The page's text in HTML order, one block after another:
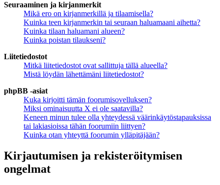
Seuraaminen ja kirjanmerkit
Mikä ero on kirjanmerkillä ja tilaamisella?
Kuinka teen kirjanmerkin tai seuraan haluamaani aihetta?
Kuinka tilaan haluamani alueen?
Kuinka poistan tilaukseni?
Liitetiedostot
Mitkä liitetiedostot ovat sallittuja tällä alueella?
Mistä löydän lähettämäni liitetiedostot?
phpBB -asiat
Kuka kirjoitti tämän foorumisovelluksen?
Miksi ominaisuutta X ei ole saatavilla?
Keneen minun tulee olla yhteydessä väärinkäytöstapauksissa
tai lakiasioissa tähän foorumiin liittyen?
Kuinka otan yhteyttä foorumin ylläpitäjään?
Kirjautumisen ja rekisteröitymisen
ongelmat